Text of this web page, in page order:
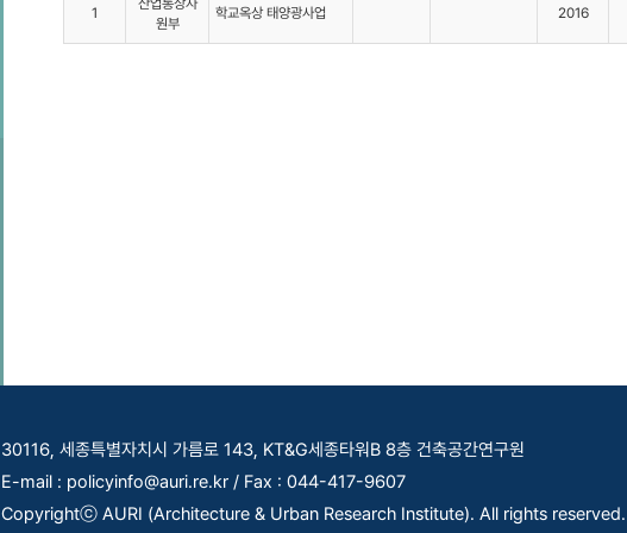
1
산업통상자
원부
학교옥상 태양광사업 2016
30116, 세종특별자치시 가름로 143, KT&G세종타워B 8층 건축공간연구원
E-mail : policyinfo@auri.re.kr / Fax : 044-417-9607
Copyrightⓒ AURI (Architecture & Urban Research Institute). All rights reserved.